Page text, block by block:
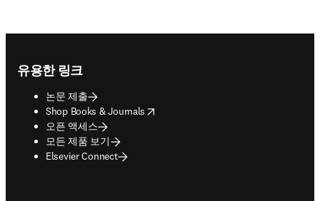
유용한 링크
논문 제출
Shop Books & Journals
opens in new tab/window
오픈 액세스
모든 제품 보기
Elsevier Connect